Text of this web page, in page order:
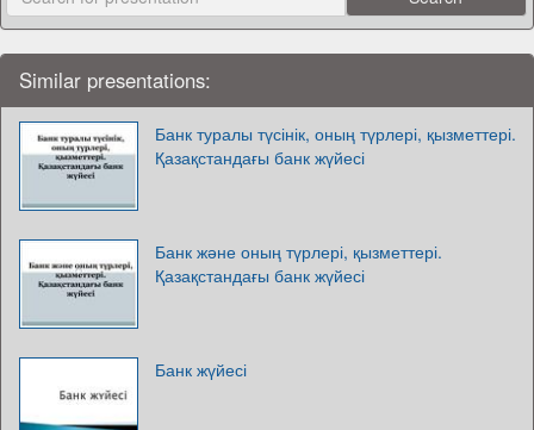
Similar presentations:
Банк туралы түсінік, оның түрлері, қызметтері.
Қазақстандағы банк жүйесі
Банк және оның түрлері, қызметтері.
Қазақстандағы банк жүйесі
Банк жүйесі